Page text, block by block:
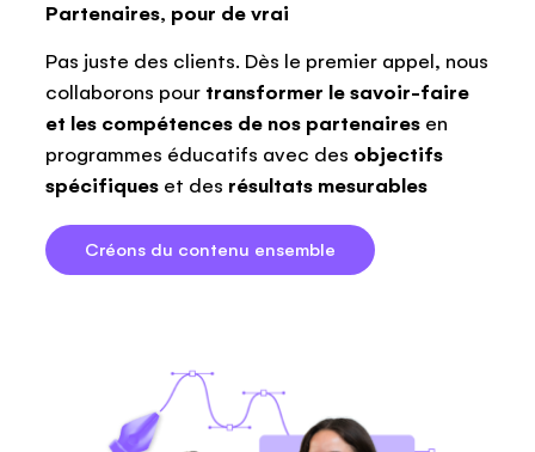
Partenaires, pour de vrai
Pas juste des clients. Dès le premier appel, nous
collaborons pour transformer le savoir-faire
et les compétences de nos partenairesen
programmes éducatifs avec des objectifs
spécifiqueset des résultats mesurables
Créons du contenu ensemble